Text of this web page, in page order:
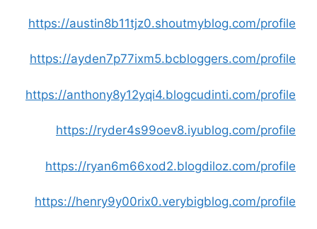
https://austin8b11tjz0.shoutmyblog.com/profile
https://ayden7p77ixm5.bcbloggers.com/profile
https://anthony8y12yqi4.blogcudinti.com/profile
https://ryder4s99oev8.iyublog.com/profile
https://ryan6m66xod2.blogdiloz.com/profile
https://henry9y00rix0.verybigblog.com/profile